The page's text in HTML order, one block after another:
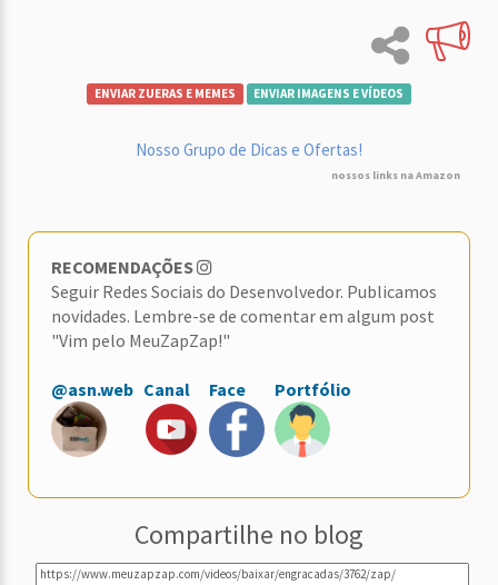
ENVIAR ZUERAS E MEMES ENVIAR IMAGENS E VÍDEOS
Nosso Grupo de Dicas e Ofertas!
nossos links na Amazon
RECOMENDAÇÕES
Seguir Redes Sociais do Desenvolvedor. Publicamos
novidades. Lembre-se de comentar em algum post
"Vim pelo MeuZapZap!"
@asn.web Canal Face Portfólio
Compartilhe no blog